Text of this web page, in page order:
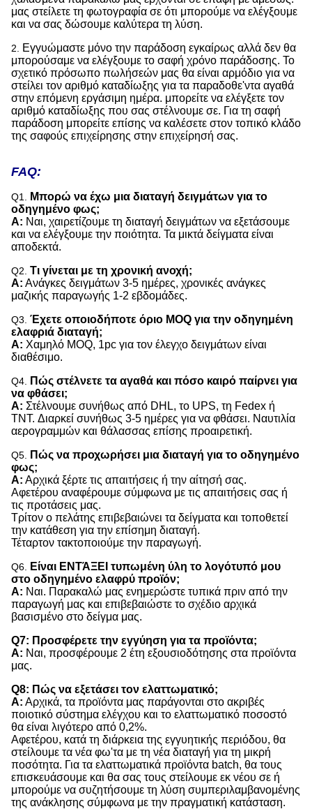
μας στείλετε τη φωτογραφία σε ότι μπορούμε να ελέγξουμε
και να σας δώσουμε καλύτερα τη λύση.
2.
Εγγυώμαστε μόνο την παράδοση εγκαίρως αλλά δεν θα
μπορούσαμε να ελέγξουμε το σαφή χρόνο παράδοσης. Το
σχετικό πρόσωπο πωλήσεών μας θα είναι αρμόδιο για να
στείλει τον αριθμό καταδίωξης για τα παραδοθε'ντα αγαθά
στην επόμενη εργάσιμη ημέρα. μπορείτε να ελέγξετε τον
αριθμό καταδίωξης που σας στέλνουμε σε. Για τη σαφή
παράδοση μπορείτε επίσης να καλέσετε στον τοπικό κλάδο
της σαφούς επιχείρησης στην επιχείρησή σας.
FAQ:
Q1.
Μπορώ να έχω μια διαταγή δειγμάτων για το
οδηγημένο φως;
Α: Ναι, χαιρετίζουμε τη διαταγή δειγμάτων να εξετάσουμε
και να ελέγξουμε την ποιότητα. Τα μικτά δείγματα είναι
αποδεκτά.
Q2. Τι γίνεται με τη χρονική ανοχή;
Α: Ανάγκες δειγμάτων 3-5 ημέρες, χρονικές ανάγκες
μαζικής παραγωγής 1-2 εβδομάδες.
Q3. Έχετε οποιοδήποτε όριο MOQ για την οδηγημένη
ελαφριά διαταγή;
Α: Χαμηλό MOQ, 1pc για τον έλεγχο δειγμάτων είναι
διαθέσιμο.
Q4.
Πώς στέλνετε τα αγαθά και πόσο καιρό παίρνει για
να φθάσει;
Α: Στέλνουμε συνήθως από DHL, το UPS, τη Fedex ή
TNT. Διαρκεί συνήθως 3-5 ημέρες για να φθάσει. Ναυτιλία
αερογραμμών και θάλασσας επίσης προαιρετική.
Q5.
Πώς να προχωρήσει μια διαταγή για το οδηγημένο
φως;
Α: Αρχικά ξέρτε τις απαιτήσεις ή την αίτησή σας.
Αφετέρου αναφέρουμε σύμφωνα με τις απαιτήσεις σας ή
τις προτάσεις μας.
Τρίτον ο πελάτης επιβεβαιώνει τα δείγματα και τοποθετεί
την κατάθεση για την επίσημη διαταγή.
Τέταρτον τακτοποιούμε την παραγωγή.
Q6.
Είναι ΕΝΤΆΞΕΙ τυπωμένη ύλη το λογότυπό μου
στο οδηγημένο ελαφρύ προϊόν;
Α: Ναι. Παρακαλώ μας ενημερώστε τυπικά πριν από την
παραγωγή μας και επιβεβαιώστε το σχέδιο αρχικά
βασισμένο στο δείγμα μας.
Q7: Προσφέρετε την εγγύηση για τα προϊόντα;
Α: Ναι, προσφέρουμε 2 έτη εξουσιοδότησης στα προϊόντα
μας.
Q8: Πώς να εξετάσει τον ελαττωματικό;
Α: Αρχικά, τα προϊόντα μας παράγονται στο ακριβές
ποιοτικό σύστημα ελέγχου και το ελαττωματικό ποσοστό
θα είναι λιγότερο από 0,2%.
Αφετέρου, κατά τη διάρκεια της εγγυητικής περιόδου, θα
στείλουμε τα νέα φω'τα με τη νέα διαταγή για τη μικρή
ποσότητα. Για τα ελαττωματικά προϊόντα batch, θα τους
επισκευάσουμε και θα σας τους στείλουμε εκ νέου σε ή
μπορούμε να συζητήσουμε τη λύση συμπεριλαμβανομένης
της ανάκλησης σύμφωνα με την πραγματική κατάσταση.